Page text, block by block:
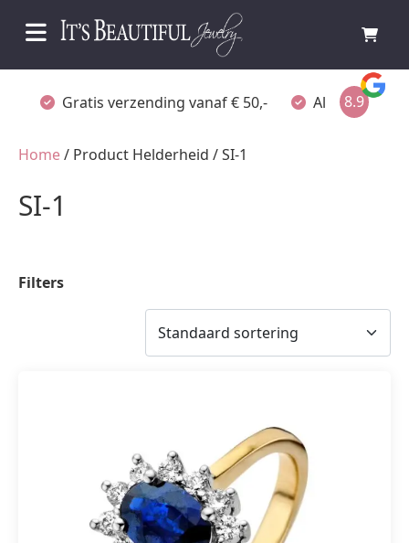
Gratis verzending vanaf € 50,- Altijd verpakt
8.9
Home/ Product Helderheid / SI-1
SI-1
Filters